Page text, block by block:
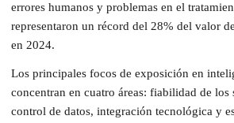
errores humanos y problemas en el
representaron un récord del 28% del valor
en 2024.
Los principales focos de exposición en
concentran en cuatro áreas: fiabilidad de los
control de datos, integración tecnológica y